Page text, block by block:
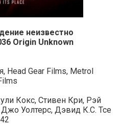
неизвестно
Origin Unknown
Head Gear Films, Metrol
Кокс, Стивен Кри, Рэй
Уолтерс, Дэвид К.С. Тсе